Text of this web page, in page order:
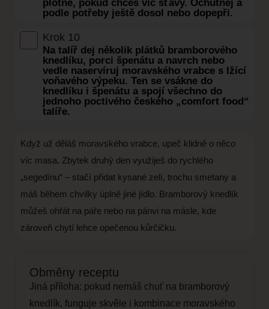
plotně, pokud chceš víc šťávy. Ochutnej a
podle potřeby ještě dosol nebo dopepři.
Krok 10
Na talíř dej několik plátků bramborového
knedlíku, porci špenátu a navrch nebo
vedle naservíruj moravského vrabce s lžící
voňavého výpeku. Ten se vsákne do
knedlíku i špenátu a spojí všechno do
jednoho poctivého českého „comfort food“
talíře.
Když už děláš moravského vrabce, upeč klidně o něco
víc masa. Zbytek druhý den využiješ do rychlého
„segedínu“ – stačí přidat kysané zelí, trochu smetany a
máš během chvilky úplně jiné jídlo. Bramborový knedlík
můžeš ohřát na páře nebo na pánvi na másle, kde
zároveň chytí lehce opečenou kůrčičku.
Obměny receptu
Jiná příloha: pokud nemáš chuť na bramborový
knedlík, funguje skvěle i kombinace moravského